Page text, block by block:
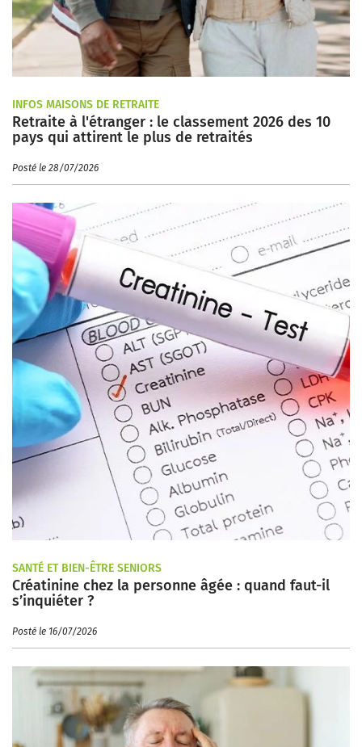
INFOS MAISONS DE RETRAITE
Retraite à l'étranger : le classement 2026 des 10
pays qui attirent le plus de retraités
Posté le 28/07/2026
SANTÉ ET BIEN-ÊTRE SENIORS
Créatinine chez la personne âgée : quand faut-il
s’inquiéter ?
Posté le 16/07/2026